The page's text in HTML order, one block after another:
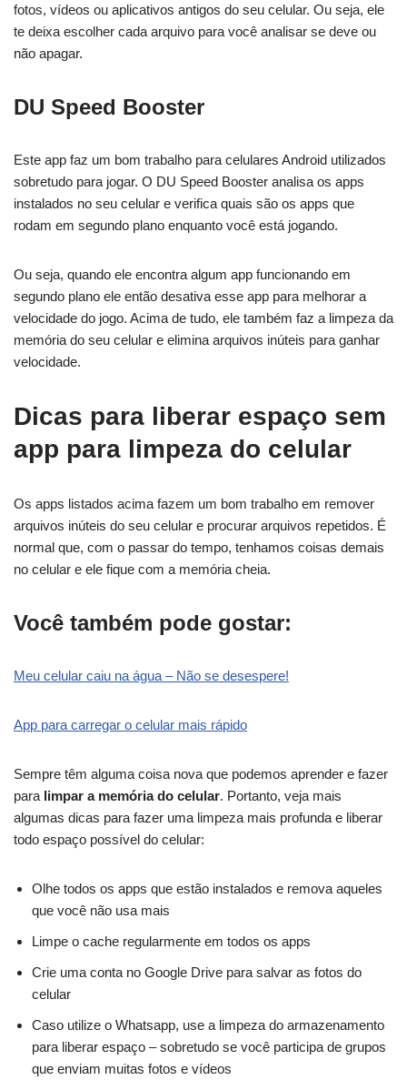
fotos, vídeos ou aplicativos antigos do seu celular. Ou seja, ele
te deixa escolher cada arquivo para você analisar se deve ou
não apagar.
DU Speed Booster
Este app faz um bom trabalho para celulares Android utilizados
sobretudo para jogar. O DU Speed Booster analisa os apps
instalados no seu celular e verifica quais são os apps que
rodam em segundo plano enquanto você está jogando.
Ou seja, quando ele encontra algum app funcionando em
segundo plano ele então desativa esse app para melhorar a
velocidade do jogo. Acima de tudo, ele também faz a limpeza da
memória do seu celular e elimina arquivos inúteis para ganhar
velocidade.
Dicas para liberar espaço sem
app para limpeza do celular
Os apps listados acima fazem um bom trabalho em remover
arquivos inúteis do seu celular e procurar arquivos repetidos. É
normal que, com o passar do tempo, tenhamos coisas demais
no celular e ele fique com a memória cheia.
Você também pode gostar:
Meu celular caiu na água – Não se desespere!
App para carregar o celular mais rápido
Sempre têm alguma coisa nova que podemos aprender e fazer
para limpar a memória do celular. Portanto, veja mais
algumas dicas para fazer uma limpeza mais profunda e liberar
todo espaço possível do celular:
Olhe todos os apps que estão instalados e remova aqueles
que você não usa mais
Limpe o cache regularmente em todos os apps
Crie uma conta no Google Drive para salvar as fotos do
celular
Caso utilize o Whatsapp, use a limpeza do armazenamento
para liberar espaço – sobretudo se você participa de grupos
que enviam muitas fotos e vídeos